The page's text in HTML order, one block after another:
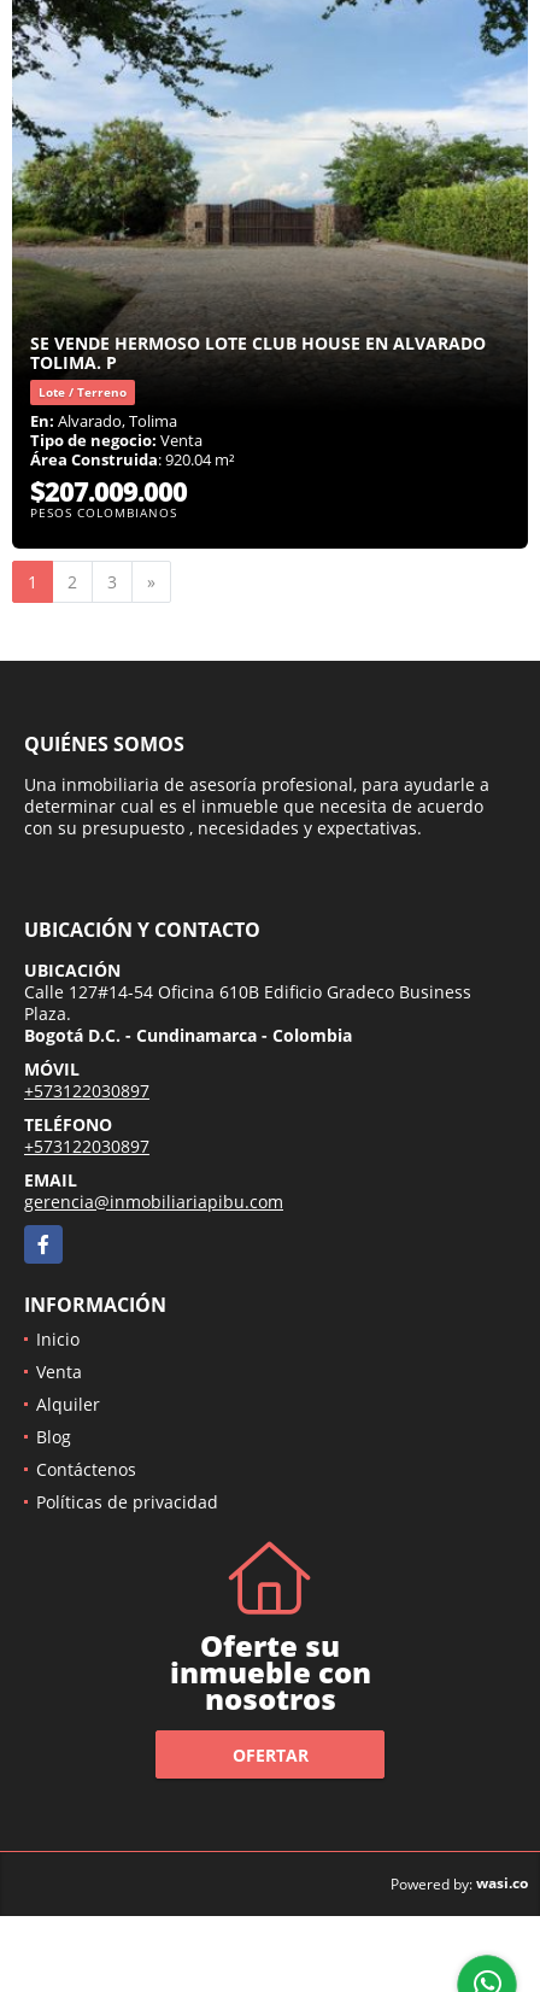
SE VENDE HERMOSO LOTE CLUB HOUSE EN ALVARADO
TOLIMA. P
Lote / Terreno
En: Alvarado, Tolima
Tipo de negocio: Venta
Área Construida: 920.04 m²
$207.009.000
PESOS COLOMBIANOS
1 2 3 »
QUIÉNES SOMOS
Una inmobiliaria de asesoría profesional, para ayudarle a
determinar cual es el inmueble que necesita de acuerdo
con su presupuesto , necesidades y expectativas.
UBICACIÓN Y CONTACTO
UBICACIÓN
Calle 127#14-54 Oficina 610B Edificio Gradeco Business
Plaza.
Bogotá D.C. - Cundinamarca - Colombia
MÓVIL
+573122030897
TELÉFONO
+573122030897
EMAIL
gerencia@inmobiliariapibu.com
Facebook
INFORMACIÓN
Inicio
Venta
Alquiler
Blog
Contáctenos
Políticas de privacidad
Oferte su
inmueble con
nosotros
OFERTAR
Powered by:wasi.co